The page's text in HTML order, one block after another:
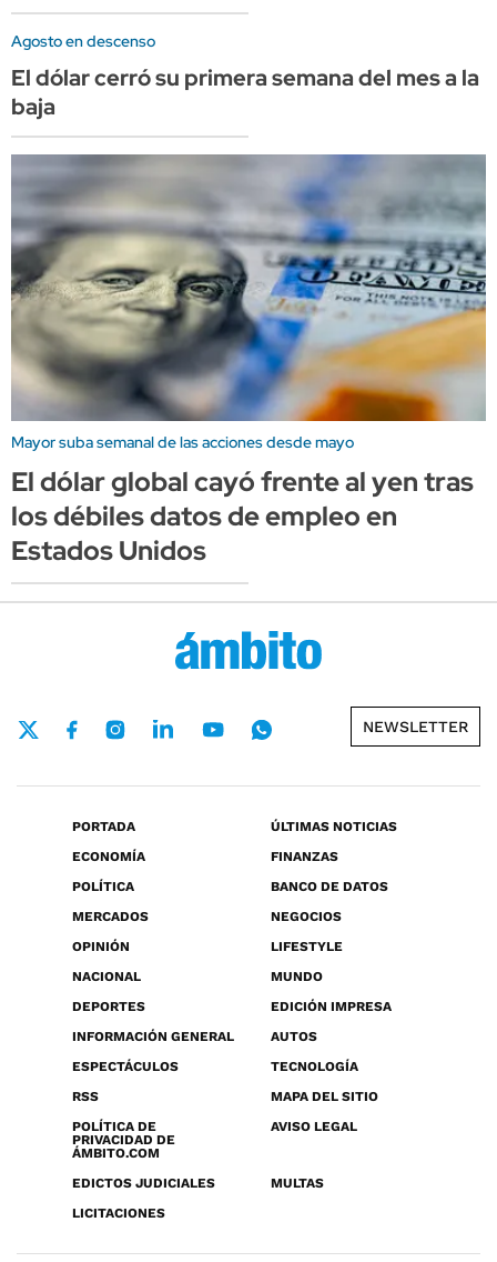
Agosto en descenso
El dólar cerró su primera semana del mes a la
baja
Mayor suba semanal de las acciones desde mayo
El dólar global cayó frente al yen tras
los débiles datos de empleo en
Estados Unidos
NEWSLETTER
PORTADA
ÚLTIMAS NOTICIAS
ECONOMÍA
FINANZAS
POLÍTICA
BANCO DE DATOS
MERCADOS
NEGOCIOS
OPINIÓN
LIFESTYLE
NACIONAL
MUNDO
DEPORTES
EDICIÓN IMPRESA
INFORMACIÓN GENERAL
AUTOS
ESPECTÁCULOS
TECNOLOGÍA
RSS
MAPA DEL SITIO
POLÍTICA DE
PRIVACIDAD DE
ÁMBITO.COM
AVISO LEGAL
EDICTOS JUDICIALES
MULTAS
LICITACIONES